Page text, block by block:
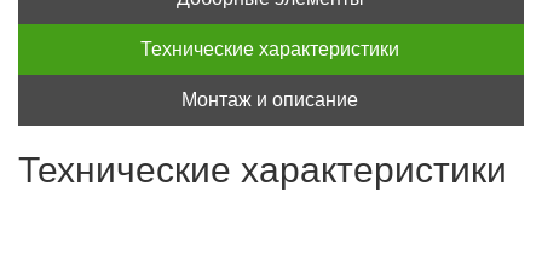
Технические характеристики
Монтаж и описание
Технические характеристики